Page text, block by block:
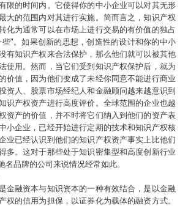
限的时间内。它使得你的中小企业可以对其无形
大的范围内对其进行实施。简而言之，知识产权
化为通常可以在市场上进行交易的有价值的独占
"。如果创新的思想，创造性的设计和你的中小
有知识产权来合法保护，那么他们就可以被其他
使用。然而，当它们受到知识产权保护后，就为
价值，因为他们变成了未经你同意不能进行商业
资人、股票市场经纪人和金融顾问越来越意识到
识产权资产进行高度评价。全球范围的企业也越
资产的价值，并不时将它们纳入到他们的资产表
小企业，已经开始进行定期的技术和知识产权核
业已经认识到他们的知识产权资产事实上比他们
多。这对于那些处于知识密集型和高度创新行业
名品牌的公司来说情况经常如此。
金融资本与知识资本的一种有效结合，是以金融
权的信用为担保，以证券化为载体的融资方式。